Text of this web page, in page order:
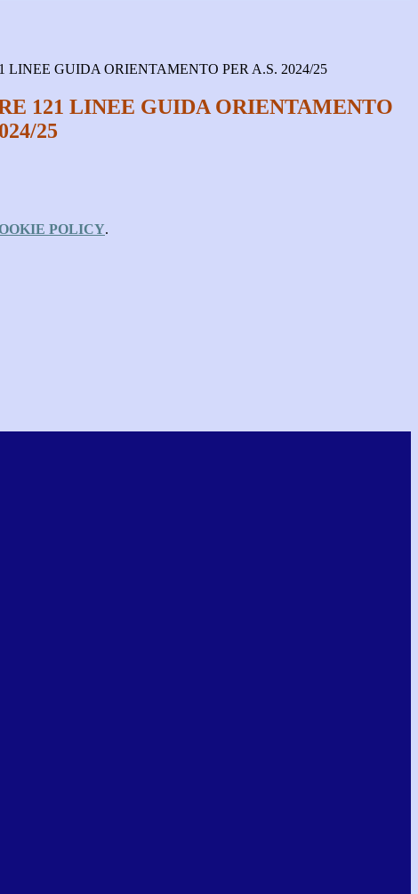
LINEE GUIDA ORIENTAMENTO PER A.S. 2024/25
121 LINEE GUIDA ORIENTAMENTO
25
POLICY.